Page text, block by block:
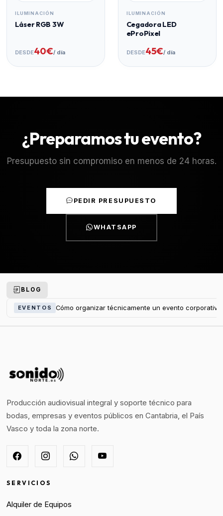
ILUMINACIÓN
Láser RGB 3W
DESDE40€/ día
ILUMINACIÓN
Cegadora LED
eProPixel
DESDE45€/ día
¿Preparamos tu evento?
Presupuesto sin compromiso en menos de 24 horas.
PEDIR PRESUPUESTO
WHATSAPP
BLOG
EVENTOS Cómo organizar técnicamente un evento
Producción audiovisual integral y soporte técnico para
bodas, empresas y eventos públicos en Cantabria, el País
Vasco y toda la zona norte.
SERVICIOS
Alquiler de Equipos